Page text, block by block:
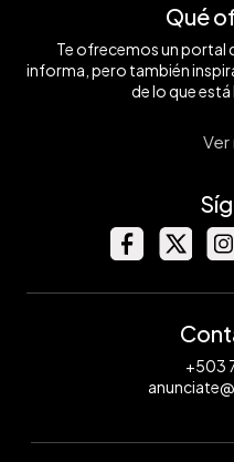
Qué
Te ofrecemos un portal
informa, pero también
de lo que está
Ver
+503